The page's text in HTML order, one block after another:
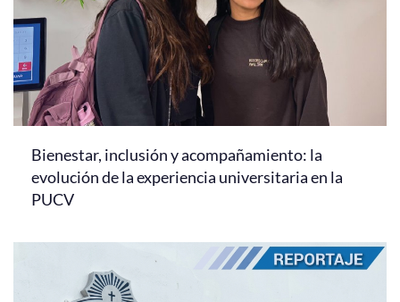
Bienestar, inclusión y acompañamiento: la
evolución de la experiencia universitaria en la
PUCV